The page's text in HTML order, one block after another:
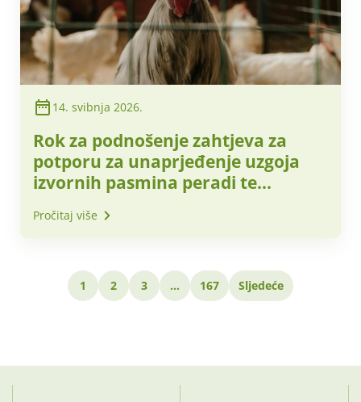
14. svibnja 2026.
Rok za podnošenje zahtjeva za
potporu za unaprjeđenje uzgoja
izvornih pasmina peradi te
za 2026. godinu produljen do 1.
lipnja 2026.
Pročitaj više
1 2 3 … 167 Sljedeće